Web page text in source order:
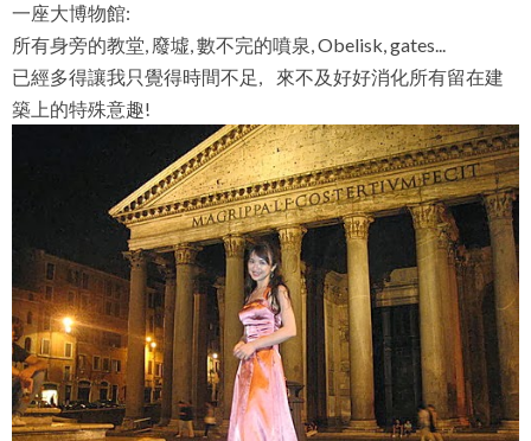
一座大博物館:
所有身旁的教堂, 廢墟, 數不完的噴泉, Obelisk, gates...
已經多得讓我只覺得時間不足, 來不及好好消化所有留在建
築上的特殊意趣!